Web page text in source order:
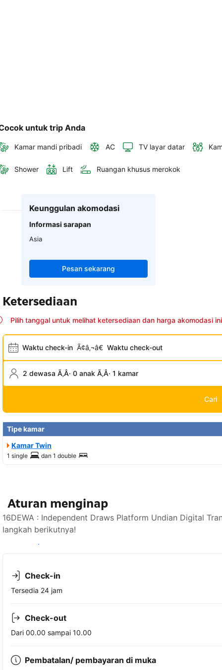
untuk trip Anda
Kamar mandi pribadi AC TV layar datar
Shower Lift Ruangan khusus merokok
Keunggulan akomodasi
Informasi sarapan
Asia
Pesan sekarang
Ketersediaan
Pilih tanggal untuk melihat ketersediaan dan harga akomodasi ini
Waktu check-in Ã¢â‚¬â€ Waktu check-out
2 dewasa Ã‚Â· 0 anak Ã‚Â· 1 kamar
Cari
Tipe kamar
Kamar Twin
1 single dan 1 double
Aturan menginap
16DEWA : Independent Draws Platform Undian Digital
langkah berikutnya!
Lihat ketersediaan
Check-in
Tersedia 24 jam
Check-out
Dari 00.00 sampai 10.00
Pembatalan/ pembayaran di muka